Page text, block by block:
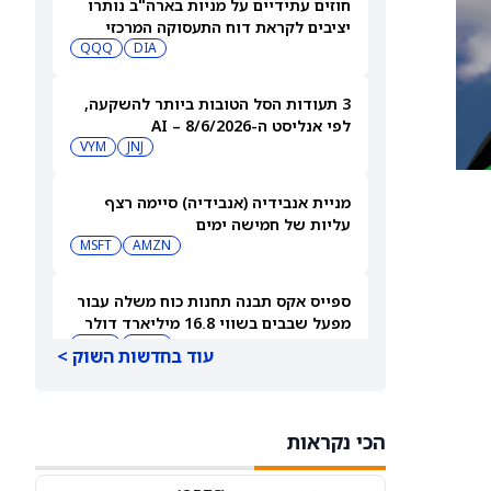
חוזים עתידיים על מניות בארה"ב נותרו
יציבים לקראת דוח התעסוקה המרכזי
DIA
QQQ
3 תעודות הסל הטובות ביותר להשקעה,
לפי אנליסט ה-AI – 8/6/2026
JNJ
VYM
מניית אנבידיה (אנבידיה) סיימה רצף
עליות של חמישה ימים
AMZN
MSFT
ספייס אקס תבנה תחנות כוח משלה עבור
מפעל שבבים בשווי 16.8 מיליארד דולר
מהלך ה-AI inference שלה
עוד בחדשות השוק >
הכי נקראות